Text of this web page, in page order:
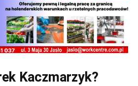
Kaczmarzyk?